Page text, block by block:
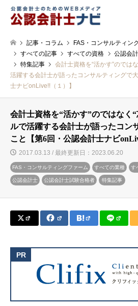
記事・コラム FAS・コンサルティン
すべての記事
すべての資格 公認会
特集記事
会計士資格を“活かす”のでは
活躍する会計士が語ったコンサルティングで
士ナビonLive!!（１）】
会計士資格を“活かす”のではなく
ルで活躍する会計士が語ったコン
こと【第6回・公認会計士ナビ
2017.03.13 / 最終更新日：2023.06.20
FAS・コンサルティングファーム すべての業種 す
公認会計士 公認会計士試験合格者 特集記事